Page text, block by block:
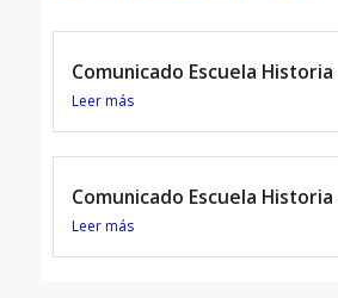
Comunicado Escuela
Leer más
Comunicado Escuela Historia
Leer más